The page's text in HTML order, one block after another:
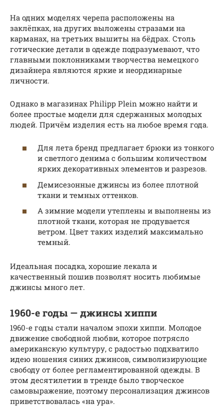
На одних моделях черепа расположены на
заклёпках, на других выложены стразами на
карманах, на третьих вышиты на бёдрах. Столь
готические детали в одежде подразумевают, что
главными поклонниками творчества немецкого
дизайнера являются яркие и неординарные
личности.
Однако в магазинах Philipp Plein можно найти и
более простые модели для сдержанных молодых
людей. Причём изделия есть на любое время года.
Для лета бренд предлагает брюки из тонкого
и светлого денима с большим количеством
ярких декоративных элементов и разрезов.
Демисезонные джинсы из более плотной
ткани и темных оттенков.
А зимние модели утеплены и выполнены из
плотной ткани, которая не продувается
ветром. Цвет таких изделий максимально
темный.
Идеальная посадка, хорошие лекала и
качественный пошив позволят носить любимые
джинсы много лет.
1960-е годы — джинсы хиппи
1960-е годы стали началом эпохи хиппи. Молодое
движение свободной любви, которое потрясло
американскую культуру, с радостью подхватило
идею ношения синих джинсов, символизирующие
свободу от более регламентированной одежды. В
этом десятилетии в тренде было творческое
самовыражение, поэтому персонализация джинсов
приветствовалась «на ура».